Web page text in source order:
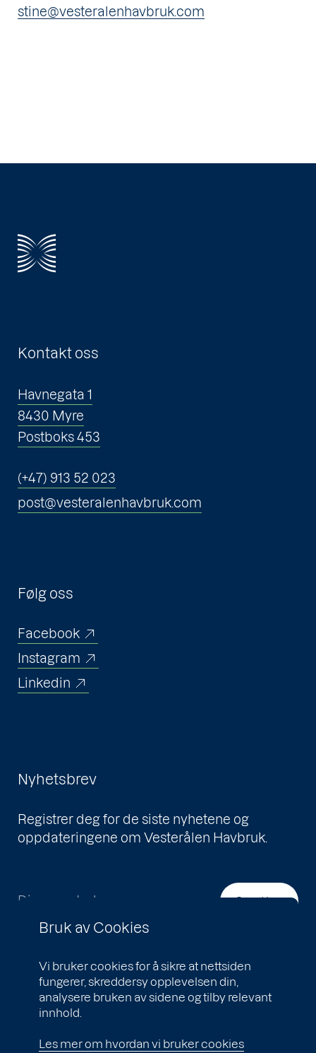
Bruk av Cookies
Vi bruker cookies for å sikre at nettsiden
fungerer, skreddersy opplevelsen din,
analysere bruken av sidene og tilby relevant
innhold.
Les mer om hvordan vi bruker cookies
stine@vesteralenhavbruk.com
Kontakt oss
Havnegata 1
8430 Myre
Postboks 453
(+47) 913 52 023
post@vesteralenhavbruk.com
Følg oss
Facebook
Instagram
Linkedin
Nyhetsbrev
Registrer deg for de siste nyhetene og
oppdateringene om Vesterålen Havbruk.
Send inn